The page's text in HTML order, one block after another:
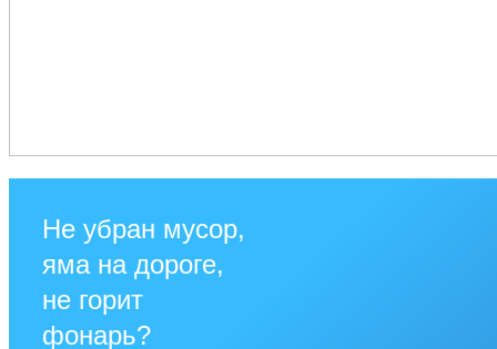
Не убран мусор,
яма на дороге,
не горит
фонарь?